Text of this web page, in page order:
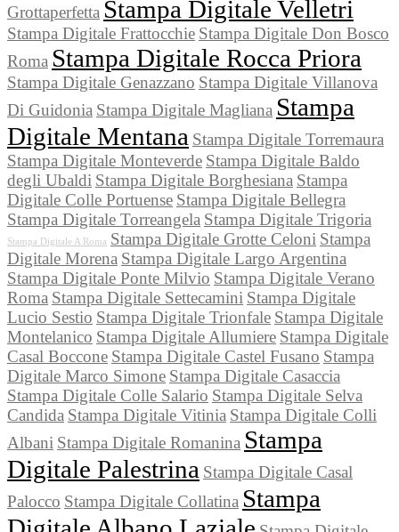
Grottaperfetta Stampa Digitale Velletri
Stampa Digitale Frattocchie Stampa Digitale Don Bosco
Roma Stampa Digitale Rocca Priora
Stampa Digitale Genazzano Stampa Digitale Villanova
Di Guidonia Stampa Digitale Magliana Stampa
Digitale Mentana Stampa Digitale Torremaura
Stampa Digitale Monteverde Stampa Digitale Baldo
degli Ubaldi Stampa Digitale Borghesiana Stampa
Digitale Colle Portuense Stampa Digitale Bellegra
Stampa Digitale Torreangela Stampa Digitale Trigoria
Stampa Digitale A Roma Stampa Digitale Grotte Celoni Stampa
Digitale Morena Stampa Digitale Largo Argentina
Stampa Digitale Ponte Milvio Stampa Digitale Verano
Roma Stampa Digitale Settecamini Stampa Digitale
Lucio Sestio Stampa Digitale Trionfale Stampa Digitale
Montelanico Stampa Digitale Allumiere Stampa Digitale
Casal Boccone Stampa Digitale Castel Fusano Stampa
Digitale Marco Simone Stampa Digitale Casaccia
Stampa Digitale Colle Salario Stampa Digitale Selva
Candida Stampa Digitale Vitinia Stampa Digitale Colli
Albani Stampa Digitale Romanina Stampa
Digitale Palestrina Stampa Digitale Casal
Palocco Stampa Digitale Collatina Stampa